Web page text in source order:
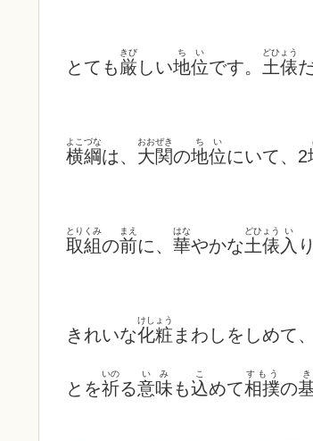
とても 厳
きび
しい地
ち
位
い
です。 土俵
どひょう
横綱
よこづな
は、 大関
おおぜき
の地
ち
位
い
にいて、2
取組
とりくみ
の前
まえ
に、 華
はな
やかな土俵
どひょう
入
い
きれいな化粧
けしょう
まわしをしめて
とを祈
いの
る意
い
味
み
も込
こ
めて相撲
すもう
の
き